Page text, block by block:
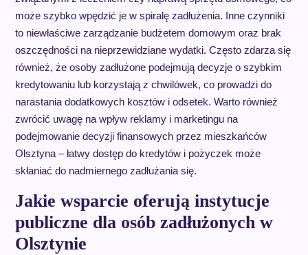
może szybko wpędzić je w spiralę zadłużenia. Inne czynniki
to niewłaściwe zarządzanie budżetem domowym oraz brak
oszczędności na nieprzewidziane wydatki. Często zdarza się
również, że osoby zadłużone podejmują decyzje o szybkim
kredytowaniu lub korzystają z chwilówek, co prowadzi do
narastania dodatkowych kosztów i odsetek. Warto również
zwrócić uwagę na wpływ reklamy i marketingu na
podejmowanie decyzji finansowych przez mieszkańców
Olsztyna – łatwy dostęp do kredytów i pożyczek może
skłaniać do nadmiernego zadłużania się.
Jakie wsparcie oferują instytucje
publiczne dla osób zadłużonych w
Olsztynie